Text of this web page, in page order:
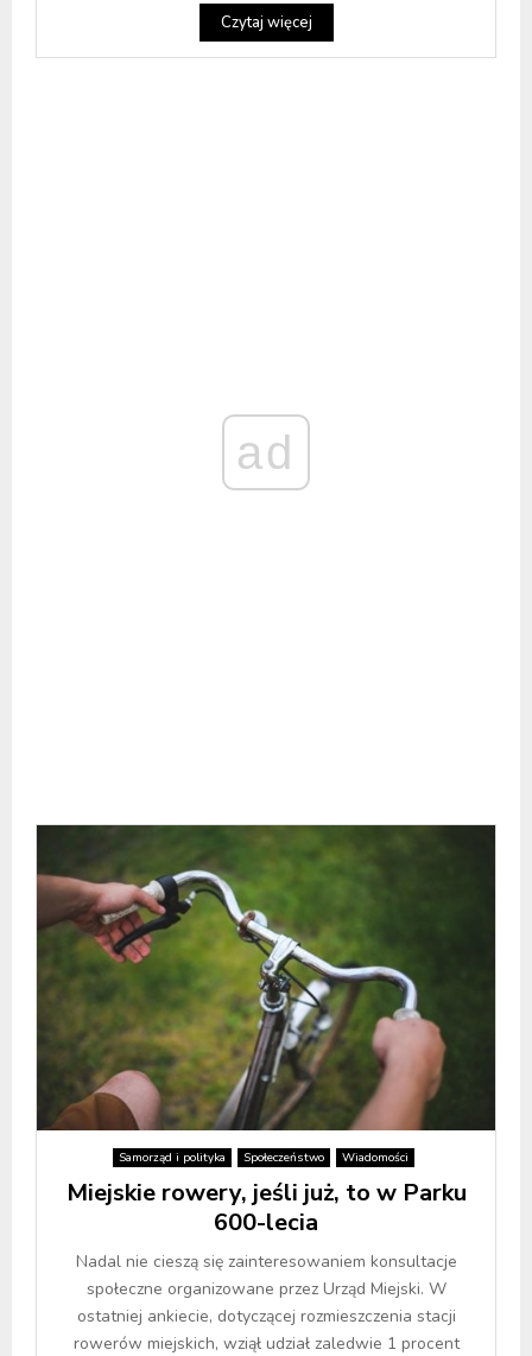
Czytaj więcej
ad
Samorząd i polityka Społeczeństwo Wiadomości
Miejskie rowery, jeśli już, to w Parku
600-lecia
Nadal nie cieszą się zainteresowaniem konsultacje
społeczne organizowane przez Urząd Miejski. W
ostatniej ankiecie, dotyczącej rozmieszczenia stacji
rowerów miejskich, wziął udział zaledwie 1 procent